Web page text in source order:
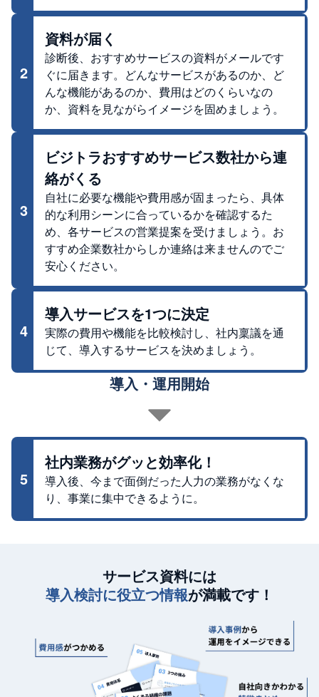
2
資料が届く
診断後、おすすめサービスの資料がメールです
ぐに届きます。どんなサービスがあるのか、ど
んな機能があるのか、費用はどのくらいなの
か、資料を見ながらイメージを固めましょう。
3
ビジトラおすすめサービス数社から連
絡がくる
自社に必要な機能や費用感が固まったら、具体
的な利用シーンに合っているかを確認するた
め、各サービスの営業提案を受けましょう。お
すすめ企業数社からしか連絡は来ませんのでご
安心ください。
4
導入サービスを1つに決定
実際の費用や機能を比較検討し、社内稟議を通
じて、導入するサービスを決めましょう。
導入・運用開始
5
社内業務がグッと効率化！
導入後、今まで面倒だった人力の業務がなくな
り、事業に集中できるように。
サービス資料には
導入検討に役立つ情報が満載です！